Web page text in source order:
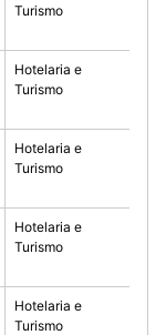
Turismo
Hotelaria e
Turismo
Hotelaria e
Turismo
Hotelaria e
Turismo
Hotelaria e
Turismo